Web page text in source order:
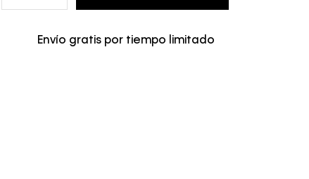
Envío gratis por tiempo limitado